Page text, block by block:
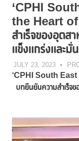
‘CPHI
the Heart of
สำเร็จของอุตส
แข็งแกร่งและมั่
JULY 23, 2023
‘CPHI South
บทยืนยันความสำเร็จข